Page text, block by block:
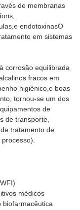
de membranas
endotoxinasO
em sistemas
corrosão equilibrada
fracos em
higiénico,e boas
tornou-se um dos
de
de transporte,
tratamento de
médicos
biofarmacêutica